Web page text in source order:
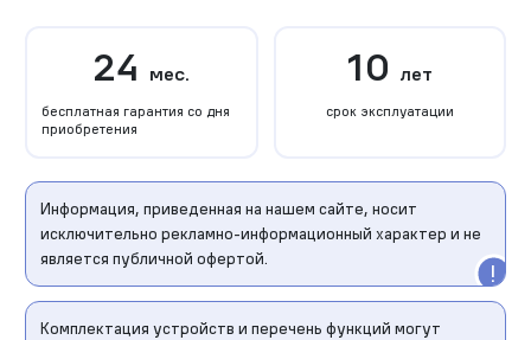
24 мес.
бесплатная гарантия со дня
приобретения
10 лет
срок эксплуатации
Информация, приведенная на нашем сайте, носит
исключительно рекламно-информационный характер и не
является публичной офертой.
Комплектация устройств и перечень функций могут